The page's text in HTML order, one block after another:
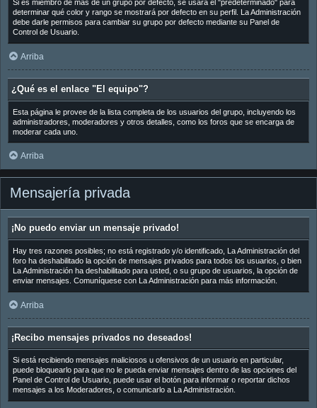
Si es miembro de más de un grupo por defecto, se usará el "predeterminado" para
determinar qué color y rango se mostrará por defecto en su perfil. La Administración
debe darle permisos para cambiar su grupo por defecto mediante su Panel de
Control de Usuario.
Arriba
¿Qué es el enlace "El equipo"?
Esta página le provee de la lista completa de los usuarios del grupo, incluyendo los
administradores, moderadores y otros detalles, como los foros que se encarga de
moderar cada uno.
Arriba
Mensajería privada
¡No puedo enviar un mensaje privado!
Hay tres razones posibles; no está registrado y/o identificado, La Administración del
foro ha deshabilitado la opción de mensajes privados para todos los usuarios, o bien
La Administración ha deshabilitado para usted, o su grupo de usuarios, la opción de
enviar mensajes. Comuníquese con La Administración para más información.
Arriba
¡Recibo mensajes privados no deseados!
Si está recibiendo mensajes maliciosos u ofensivos de un usuario en particular,
puede bloquearlo para que no le pueda enviar mensajes dentro de las opciones del
Panel de Control de Usuario, puede usar el botón para informar o reportar dichos
mensajes a los Moderadores, o comunicarlo a La Administración.